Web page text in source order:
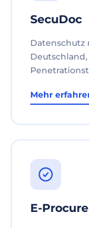
SecuDoc
Datenschutz
Deutschland,
Mehr
E-